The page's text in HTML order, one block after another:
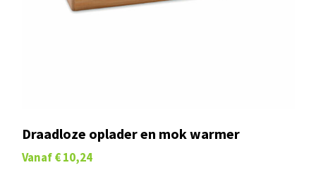
Draadloze oplader en mok warmer
Vanaf € 10,24